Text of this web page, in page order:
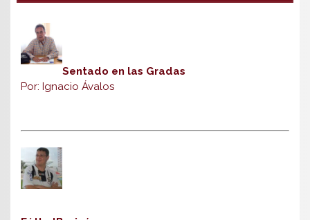
Sentado en las Gradas
Por: Ignacio Ávalos